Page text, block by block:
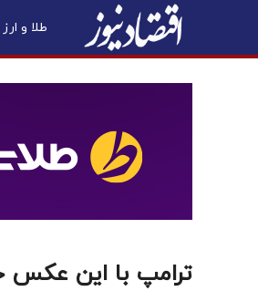
طلا و ارز
ترامپ با این عکس